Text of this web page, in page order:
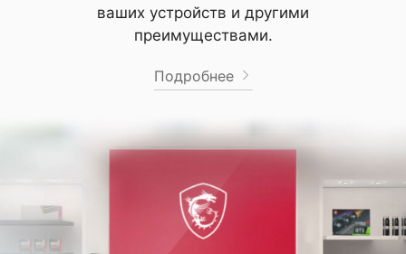
ваших устройств и другими
преимуществами.
Подробнее